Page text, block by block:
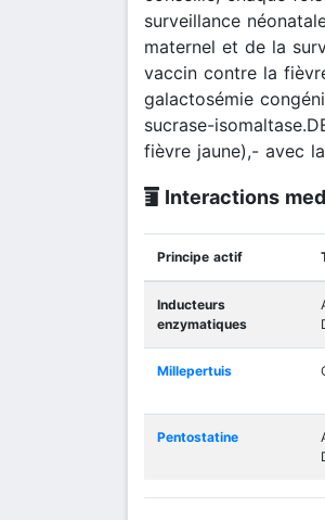
surveillance
maternel et de la
vaccin contre la
galactosémie
sucrase-
fièvre jaune),- avec
Interactions
Principe actif
Inducteurs
enzymatiques
Millepertuis
Pentostatine